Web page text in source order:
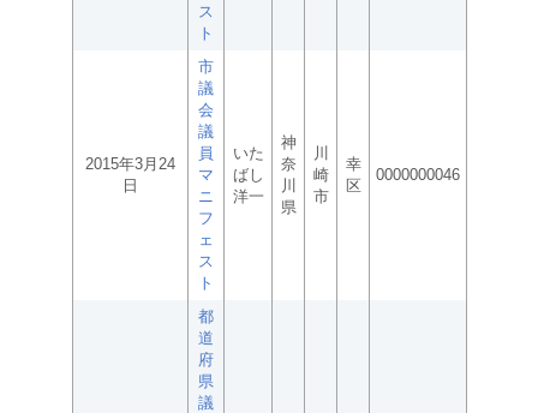
ス
ト
2015年3月24
日
市
議
会
議
員
マ
ニ
フ
ェ
ス
ト
いた
ばし
洋一
神
奈
川
県
川
崎
市
幸
区
0000000046
都
道
府
県
議